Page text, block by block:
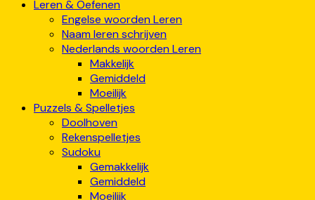
Leren & Oefenen
Engelse woorden Leren
Naam leren schrijven
Nederlands woorden Leren
Makkelijk
Gemiddeld
Moeilijk
Puzzels & Spelletjes
Doolhoven
Rekenspelletjes
Sudoku
Gemakkelijk
Gemiddeld
Moeilijk